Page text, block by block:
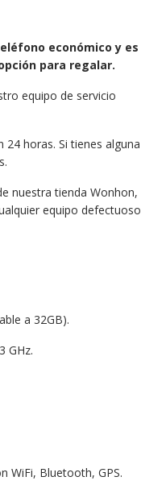
económico y es
para regalar.
equipo de servicio
24 horas. Si tienes alguna
nuestra tienda Wonhon,
equipo defectuoso
a 32GB).
GHz.
WiFi, Bluetooth, GPS.